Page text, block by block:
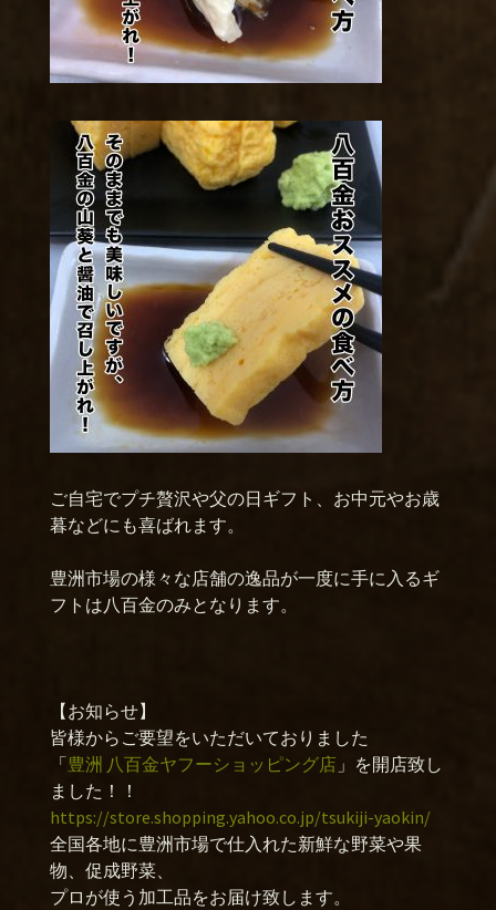
ご自宅でプチ贅沢や父の日ギフト、お中元やお歳
暮などにも喜ばれます。
豊洲市場の様々な店舗の逸品が一度に手に入るギ
フトは八百金のみとなります。
【お知らせ】
皆様からご要望をいただいておりました
「豊洲 八百金ヤフーショッピング店 」を開店致し
ました！！
https://store.shopping.yahoo.co.jp/tsukiji-yaokin/
全国各地に豊洲市場で仕入れた新鮮な野菜や果
物、促成野菜、
プロが使う加工品をお届け致します。